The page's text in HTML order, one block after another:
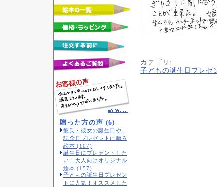
贈った方の声 (6)
彼氏・彼女の誕生日や、
記念日プレゼントに贈る
絵本 (107)
誕生日にプレゼントした
い！大人向けオリジナル
絵本 (157)
子どもの誕生日プレゼン
トに人気！オススメした
カテゴリ :
子どもの誕生日プレゼ